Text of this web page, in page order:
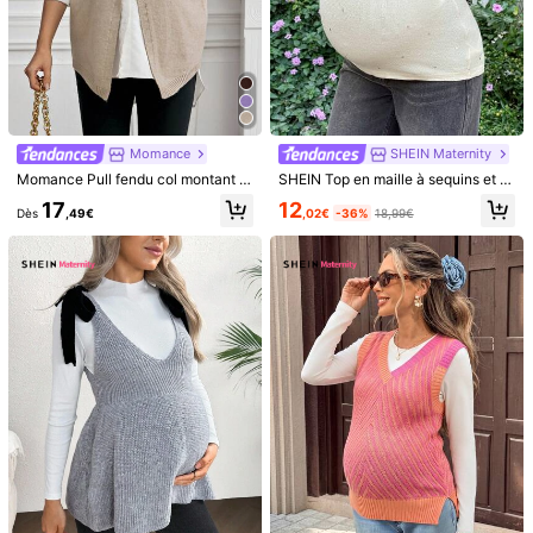
SHEIN Maternity
SHEIN Vêtements d'automne, Vêtements de maternité d'automne, Gilet tricoté de maternité avec col montant, Top cape avec design de nœud à bordure latérale, Débardeur femme, Top pull, Gilet pull pour femme, Poncho
Dès21 ,49€
SHEIN Maternity
Économiser 0,01€
MaterniWear
MaterniWear Chandail de maternité pour le travail, chandail de maternité pour le bureau, décontracté chic pour femme en automne, maternité automne, gilet tricoté minimaliste à col montant et à nœud pour femme enceinte, hauts de maternité, tunique de maternité pour femmes enceintes, maternité automne-hiver
16,28€16,29€
Momance
Momance Pull fendu col montant de maternité, automne
Momance
Momance Pull fendu col montant de maternité, automne
Dès 17 ,49€
SHEIN Maternity
SHEIN Top en maille à sequins et bretelles dos nu à nouer pour femme enceinte, idéal pour l'été
12 ,02€ -36% 18,99€